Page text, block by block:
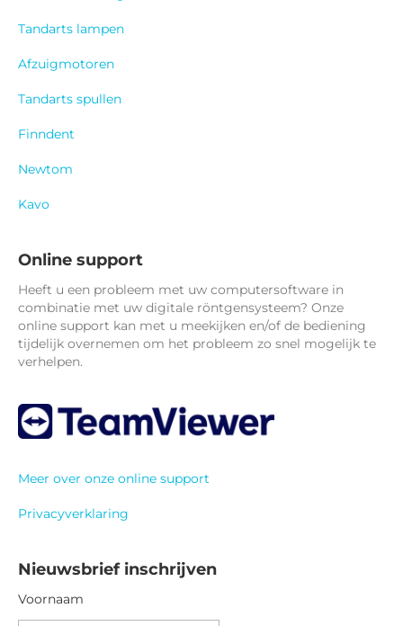
Tandarts lampen
Afzuigmotoren
Tandarts spullen
Finndent
Newtom
Kavo
Online support
Heeft u een probleem met uw computersoftware in
combinatie met uw digitale röntgensysteem? Onze
online support kan met u meekijken en/of de bediening
tijdelijk overnemen om het probleem zo snel mogelijk te
verhelpen.
Meer over onze online support
Privacyverklaring
Nieuwsbrief inschrijven
Voornaam